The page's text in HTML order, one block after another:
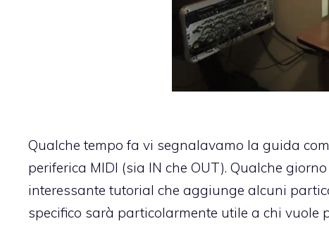
Qualche tempo fa vi segnalavamo la guida
periferica MIDI (sia IN che OUT). Qualche
interessante tutorial che aggiunge alcuni
specifico sarà particolarmente utile a chi